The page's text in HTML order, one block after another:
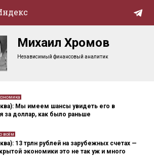
Михаил Хромов
Независимый финансовый аналитик
Мы имеем шансы увидеть его в
за доллар, как было раньше
всём
13 трлн рублей на зарубежных счетах —
экономики это не так уж и много